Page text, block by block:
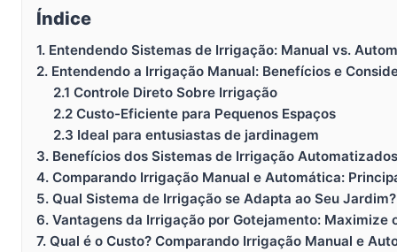
Índice
1. Entendendo Sistemas de Irrigação: Manual vs.
2. Entendendo a Irrigação Manual: Benefícios e
2.1 Controle Direto Sobre Irrigação
2.2 Custo-Eficiente para Pequenos Espaços
2.3 Ideal para entusiastas de jardinagem
3. Benefícios dos Sistemas de Irrigação Automatizados
4. Comparando Irrigação Manual e Automática:
5. Qual Sistema de Irrigação se Adapta ao Seu Jardim?
6. Vantagens da Irrigação por Gotejamento: Maximize
7. Qual é o Custo? Comparando Irrigação Manual e